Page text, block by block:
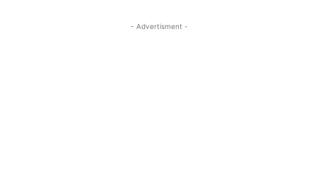
- Advertisment -